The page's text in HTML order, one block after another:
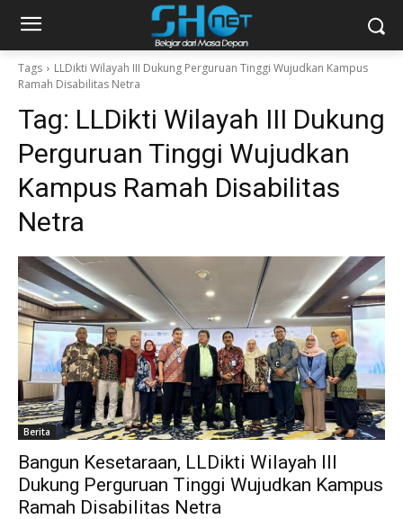
Tags
LLDikti Wilayah III Dukung Perguruan Tinggi Wujudkan Kampus
Ramah Disabilitas Netra
Tag: LLDikti Wilayah III Dukung
Perguruan Tinggi Wujudkan
Kampus Ramah Disabilitas
Netra
Berita
Bangun Kesetaraan, LLDikti Wilayah III
Dukung Perguruan Tinggi Wujudkan Kampus
Ramah Disabilitas Netra